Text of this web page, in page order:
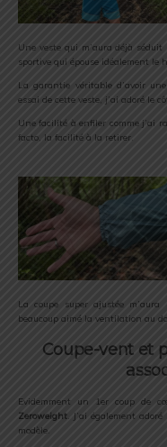
Une veste qui m’aura déjà
sportive qui épouse idéalement le
La garantie véritable d’avoir une
essai de cette veste, j’ai adoré le
Une facilité à enfiler comme j’ai
facto, la facilité à la retirer.
La coupe super ajustée m’aura
beaucoup aimé la ventilation au
Coupe-vent et
Evidemment un 1er coup de
Zeroweight . J’ai également
modèle.